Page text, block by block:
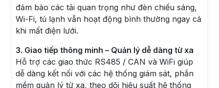
đảm bảo các tải quan trọng như đèn chiếu sáng,
Wi-Fi, tủ lạnh vẫn hoạt động bình thường ngay cả
khi mất điện lưới.
3. Giao tiếp thông minh – Quản lý dễ dàng từ xa
Hỗ trợ các giao thức RS485 / CAN và WiFi giúp
dễ dàng kết nối với các hệ thống giám sát, phần
mềm quản lý từ xa, theo dõi hiệu suất hệ thống